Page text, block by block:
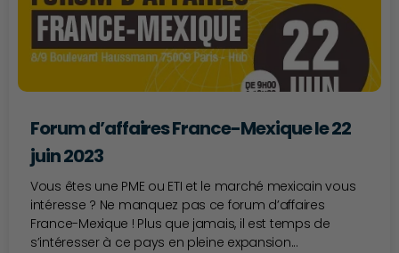
Forum d’affaires France-Mexique le 22
juin 2023
Vous êtes une PME ou ETI et le marché mexicain vous
intéresse ? Ne manquez pas ce forum d’affaires
France-Mexique ! Plus que jamais, il est temps de
s’intéresser à ce pays en pleine expansion...